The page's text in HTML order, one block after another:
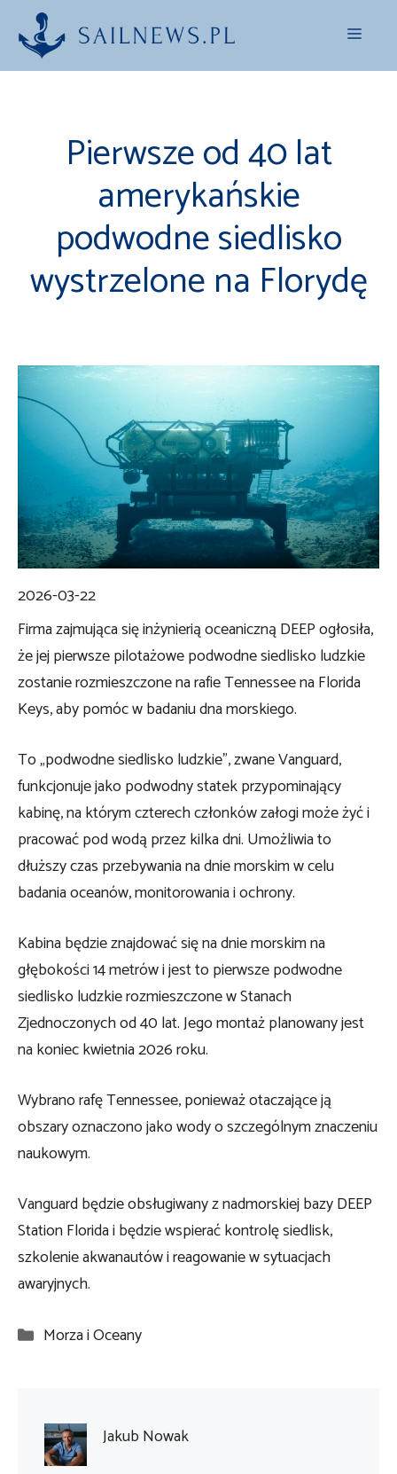
Przejdź
treści
Menu
Pierwsze od 40 lat
amerykańskie
podwodne siedlisko
wystrzelone na Florydę
2026-03-22
Firma zajmująca się inżynierią oceaniczną DEEP ogłosiła,
że ​​jej pierwsze pilotażowe podwodne siedlisko ludzkie
zostanie rozmieszczone na rafie Tennessee na Florida
Keys, aby pomóc w badaniu dna morskiego.
To „podwodne siedlisko ludzkie”, zwane Vanguard,
funkcjonuje jako podwodny statek przypominający
kabinę, na którym czterech członków załogi może żyć i
pracować pod wodą przez kilka dni. Umożliwia to
dłuższy czas przebywania na dnie morskim w celu
badania oceanów, monitorowania i ochrony.
Kabina będzie znajdować się na dnie morskim na
głębokości 14 metrów i jest to pierwsze podwodne
siedlisko ludzkie rozmieszczone w Stanach
Zjednoczonych od 40 lat. Jego montaż planowany jest
na koniec kwietnia 2026 roku.
Wybrano rafę Tennessee, ponieważ otaczające ją
obszary oznaczono jako wody o szczególnym znaczeniu
naukowym.
Vanguard będzie obsługiwany z nadmorskiej bazy DEEP
Station Florida i będzie wspierać kontrolę siedlisk,
szkolenie akwanautów i reagowanie w sytuacjach
awaryjnych.
Kategorie
Morza i Oceany
Jakub Nowak